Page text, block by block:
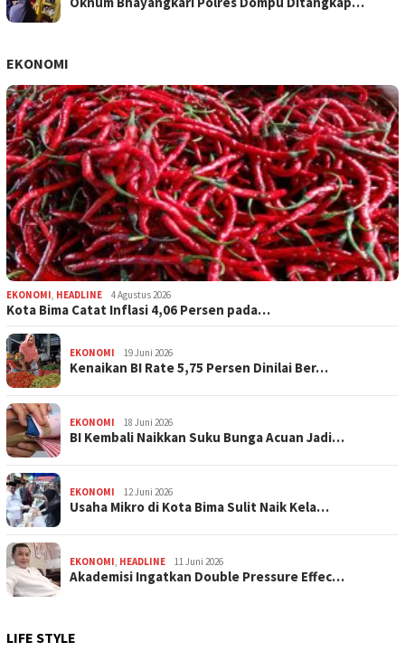
EKONOMI
EKONOMI HEADLINE 4 Agustus 2026
Kota Bima Catat Inflasi 4,06 Persen pada…
EKONOMI 19 Juni 2026
Kenaikan BI Rate 5,75 Persen Dinilai Ber…
EKONOMI 18 Juni 2026
BI Kembali Naikkan Suku Bunga Acuan Jadi…
EKONOMI 12 Juni 2026
Usaha Mikro di Kota Bima Sulit Naik Kela…
EKONOMI HEADLINE 11 Juni 2026
Akademisi Ingatkan Double Pressure Effec…
LIFE STYLE